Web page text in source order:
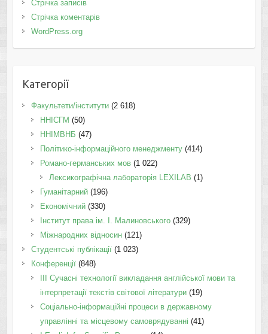
Стрічка записів
Стрічка коментарів
WordPress.org
Категорії
Факультети/інститути(2 618)
ННІСГМ (50)
ННІМВНБ (47)
Політико-інформаційного менеджменту(414)
Романо-германських мов(1 022)
Лексикографічна лабораторія LEXILAB (1)
Гуманітарний(196)
Економічний(330)
Інститут права ім. І. Малиновського(329)
Міжнародних відносин(121)
Студентські публікації(1 023)
Конференції(848)
III Сучасні технології викладання англійської мови та
інтерпретації текстів світової літератури(19)
Соціально-інформаційні процеси в державному
управлінні та місцевому самоврядуванні (41)